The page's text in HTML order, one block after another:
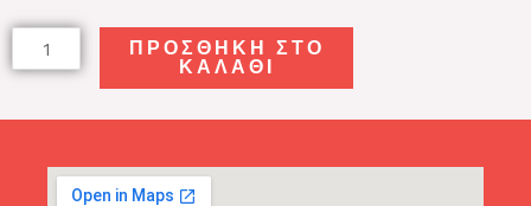
was:
230,00 €.
τιμή
είναι:
150,00 €.
DOLCE
&
ΠΡΟΣΘΉΚΗ ΣΤΟ
ΚΑΛΆΘΙ